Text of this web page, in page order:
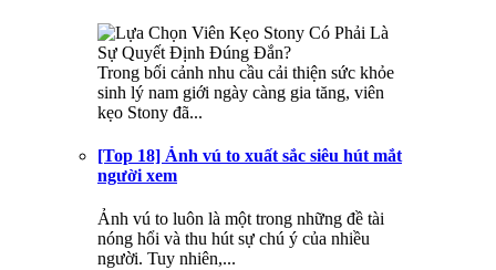
Trong bối cảnh nhu cầu cải thiện sức khỏe
sinh lý nam giới ngày càng gia tăng, viên
kẹo Stony đã...
[Top 18] Ảnh vú to xuất sắc siêu hút mắt
người xem
Ảnh vú to luôn là một trong những đề tài
nóng hổi và thu hút sự chú ý của nhiều
người. Tuy nhiên,...